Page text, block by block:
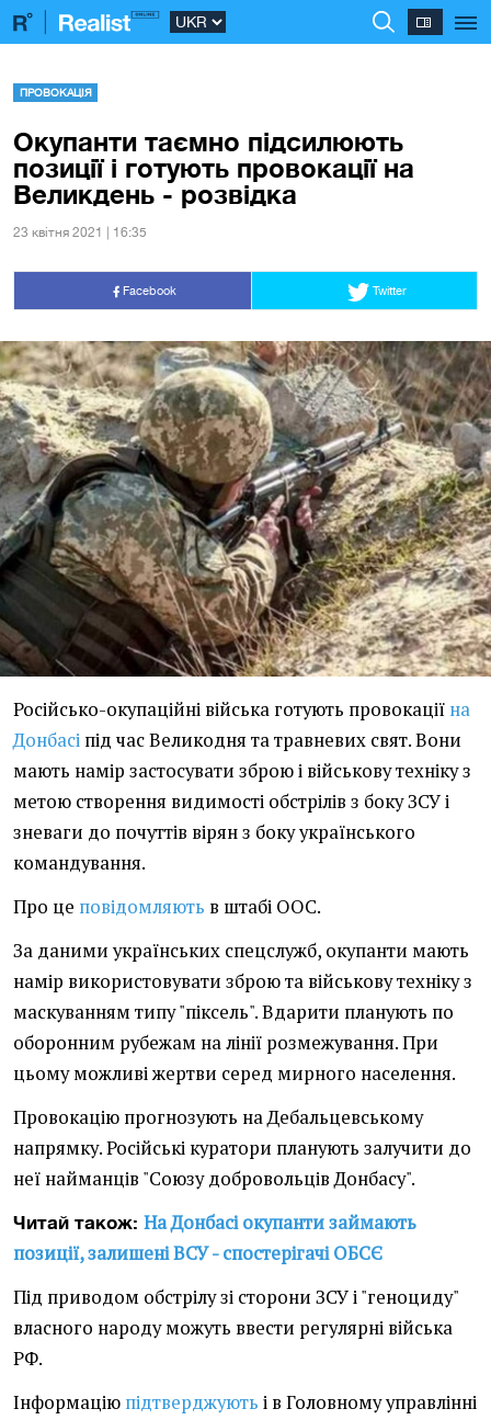
ПРОВОКАЦІЯ
Окупанти таємно підсилюють
позиції і готують провокації на
Великдень - розвідка
23 квiтня 2021 | 16:35
Facebook Twitter
Російсько-окупаційні війська готують провокації на
Донбасі під час Великодня та травневих свят. Вони
мають намір застосувати зброю і військову техніку з
метою створення видимості обстрілів з боку ЗСУ і
зневаги до почуттів вірян з боку українського
командування.
Про це повідомляють в штабі ООС.
За даними українських спецслужб, окупанти мають
намір використовувати зброю та військову техніку з
маскуванням типу "піксель". Вдарити планують по
оборонним рубежам на лінії розмежування. При
цьому можливі жертви серед мирного населення.
Провокацію прогнозують на Дебальцевському
напрямку. Російські куратори планують залучити до
неї найманців "Союзу добровольців Донбасу".
Читай також: На Донбасі окупанти займають
позиції, залишені ВСУ - спостерігачі ОБСЄ
Під приводом обстрілу зі сторони ЗСУ і "геноциду"
власного народу можуть ввести регулярні війська
РФ.
Інформацію підтверджують і в Головному управлінні